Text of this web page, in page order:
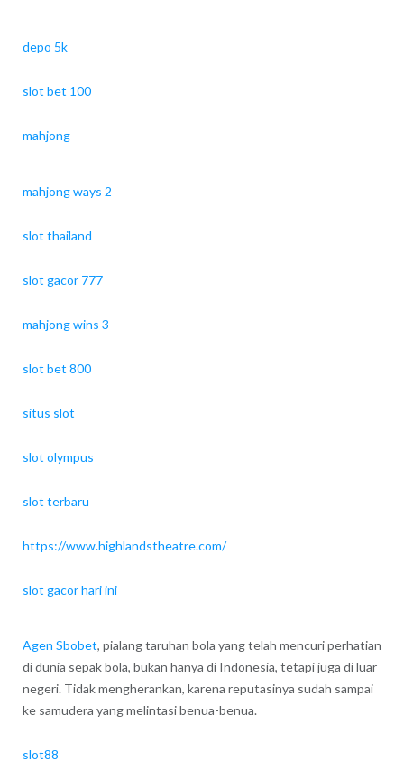
depo 5k
slot bet 100
mahjong
mahjong ways 2
slot thailand
slot gacor 777
mahjong wins 3
slot bet 800
situs slot
slot olympus
slot terbaru
https://www.highlandstheatre.com/
slot gacor hari ini
Agen Sbobet, pialang taruhan bola yang telah mencuri perhatian
di dunia sepak bola, bukan hanya di Indonesia, tetapi juga di luar
negeri. Tidak mengherankan, karena reputasinya sudah sampai
ke samudera yang melintasi benua-benua.
slot88